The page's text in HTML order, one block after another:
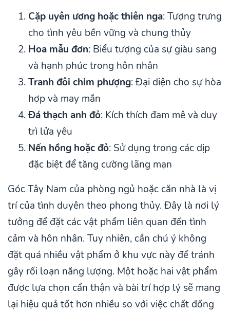
Cặp uyên ương hoặc thiên nga: Tượng trưng
cho tình yêu bền vững và chung thủy
Hoa mẫu đơn: Biểu tượng của sự giàu sang
và hạnh phúc trong hôn nhân
Tranh đôi chim phượng: Đại diện cho sự hòa
hợp và may mắn
Đá thạch anh đỏ: Kích thích đam mê và duy
trì lửa yêu
Nến hồng hoặc đỏ: Sử dụng trong các dịp
đặc biệt để tăng cường lãng mạn
Góc Tây Nam của phòng ngủ hoặc căn nhà là vị
trí của tình duyên theo phong thủy. Đây là nơi lý
tưởng để đặt các vật phẩm liên quan đến tình
cảm và hôn nhân. Tuy nhiên, cần chú ý không
đặt quá nhiều vật phẩm ở khu vực này để tránh
gây rối loạn năng lượng. Một hoặc hai vật phẩm
được lựa chọn cẩn thận và bài trí hợp lý sẽ mang
lại hiệu quả tốt hơn nhiều so với việc chất đống